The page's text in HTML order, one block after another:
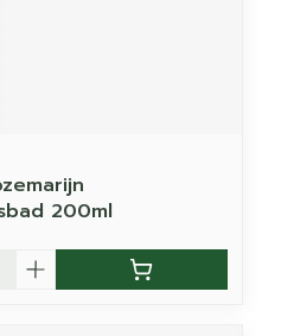
200ml